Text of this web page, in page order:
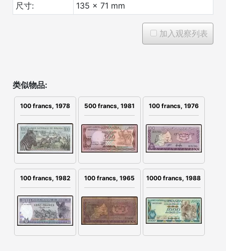
尺寸:
135 x 71 mm
加入观察列表
类似物品:
100 francs, 1978 500 francs, 1981 100 francs, 1976
100 francs, 1982 100 francs, 1965 1000 francs, 1988